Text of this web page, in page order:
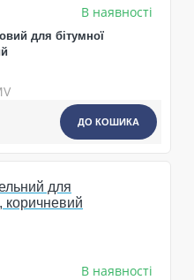
В наявності
для бітумної
ДО КОШИКА
В наявності